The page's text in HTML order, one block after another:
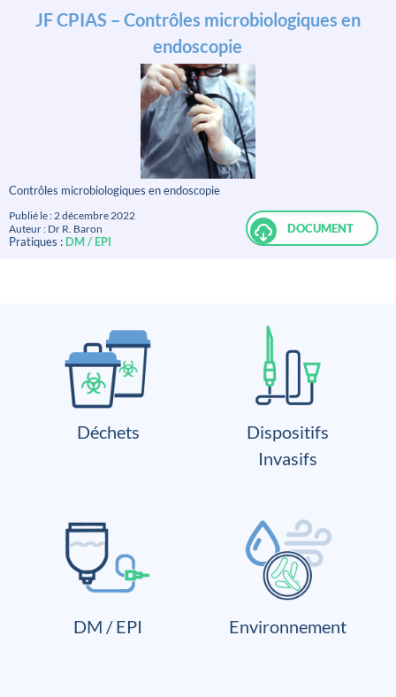
JF CPIAS – Contrôles microbiologiques en
endoscopie
Contrôles microbiologiques en endoscopie
Publié le : 2 décembre 2022
Auteur : Dr R. Baron
Pratiques : DM / EPI
DOCUMENT
Déchets
Dispositifs
Invasifs
DM / EPI Environnement